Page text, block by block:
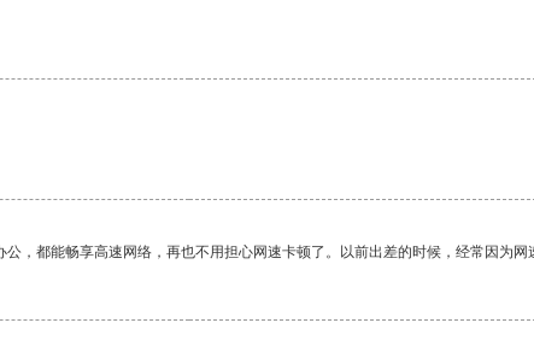
，都能畅享高速网络，再也不用担心网速卡顿了。以前出差的时候，经常因为